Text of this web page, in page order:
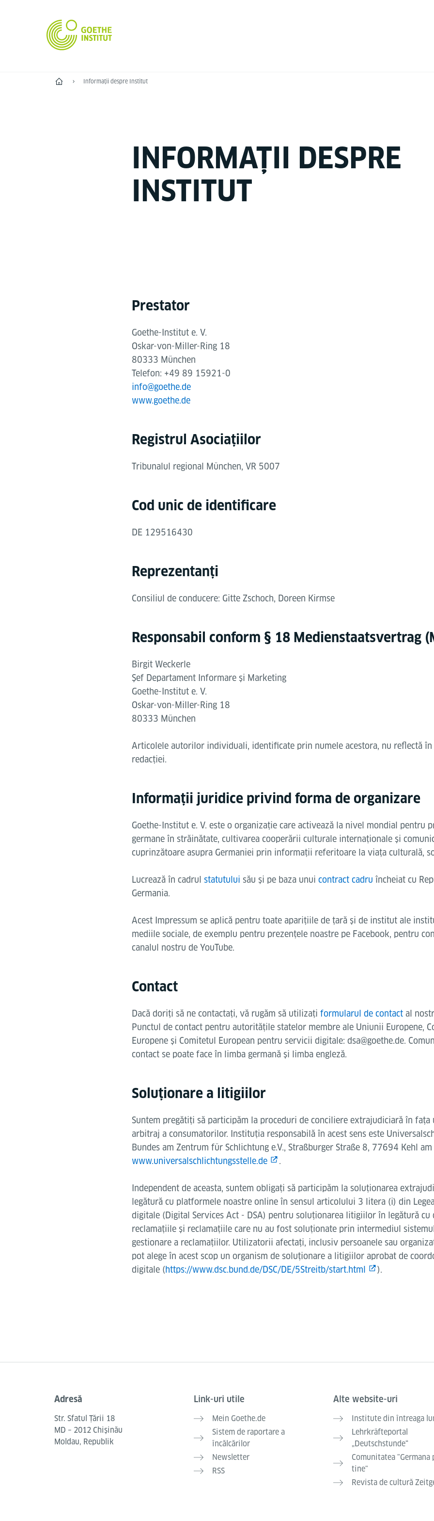
Start Informații despre Institut
INFORMAȚII DESPRE
INSTITUT
Prestator
Goethe-Institut e. V.
Oskar-von-Miller-Ring 18
80333 München
Telefon: +49 89 15921-0
info@goethe.de
www.goethe.de
Registrul Asociațiilor
Tribunalul regional München, VR 5007
Cod unic de identificare
DE 129516430
Reprezentanți
Consiliul de conducere: Gitte Zschoch, Doreen Kirmse
Responsabil conform § 18 Medienstaatsvertrag
Birgit Weckerle
Șef Departament Informare și Marketing
Goethe-Institut e. V.
Oskar-von-Miller-Ring 18
80333 München
Articolele autorilor individuali, identificate prin numele acestora, nu reflectă în
redacției.
Informații juridice privind forma de organizare
Goethe-Institut e. V. este o organizație care activează la nivel mondial pentru
germane în străinătate, cultivarea cooperării culturale internaționale și
cuprinzătoare asupra Germaniei prin informații referitoare la viața culturală,
Lucrează în cadrul statutului său și pe baza unui contract cadru încheiat cu
Germania.
Acest Impressum se aplică pentru toate aparițiile de țară și de institut ale
mediile sociale, de exemplu pentru prezențele noastre pe Facebook, pentru
canalul nostru de YouTube.
Contact
Dacă doriți să ne contactați, vă rugăm să utilizați formularul de contact al
Punctul de contact pentru autoritățile statelor membre ale Uniunii Europene,
Europene și Comitetul European pentru servicii digitale: dsa@goethe.de.
contact se poate face în limba germană și limba engleză.
Soluționare a litigiilor
Suntem pregătiți să participăm la proceduri de conciliere extrajudiciară în fața
arbitraj a consumatorilor. Instituția responsabilă în acest sens este
Bundes am Zentrum für Schlichtung e.V., Straßburger Straße 8, 77694 Kehl am
www.universalschlichtungsstelle.de
.
Independent de aceasta, suntem obligați să participăm la soluționarea
legătură cu platformele noastre online în sensul articolului 3 litera (i) din
digitale (Digital Services Act - DSA) pentru soluționarea litigiilor în legătură
reclamațiile și reclamațiile care nu au fost soluționate prin intermediul
gestionare a reclamațiilor. Utilizatorii afectați, inclusiv persoanele sau
pot alege în acest scop un organism de soluționare a litigiilor aprobat de
digitale (https://www.dsc.bund.de/DSC/DE/5Streitb/start.html ).
Service- und Informationsbereich
Adresă
Str. Sfatul Ţării 18
MD – 2012 Chişinău
Moldau, Republik
Link-uri utile
Mein Goethe.de
Sistem de raportare a
încălcărilor
Newsletter
RSS
Alte website-uri
Institute din întreaga
Lehrkräfteportal
„Deutschstunde“
Comunitatea "Germana
tine"
Revista de cultură